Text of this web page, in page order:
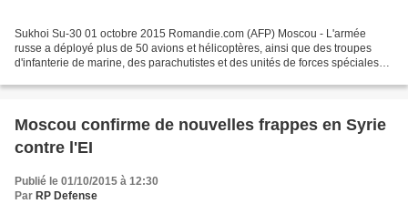
Sukhoi Su-30 01 octobre 2015 Romandie.com (AFP) Moscou - L'armée
russe a déployé plus de 50 avions et hélicoptères, ainsi que des troupes
d'infanterie de marine, des parachutistes et des unités de forces spéciales
Moscou confirme de nouvelles frappes en Syrie
contre l'EI
Publié le 01/10/2015 à 12:30
Par RP Defense